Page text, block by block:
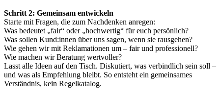
Schritt 2: Gemeinsam entwickeln
Starte mit Fragen, die zum Nachdenken anregen:
Was bedeutet „fair“ oder „hochwertig“ für euch persönlich?
Was sollen Kund:innen über uns sagen, wenn sie rausgehen?
Wie gehen wir mit Reklamationen um – fair und professionell?
Wie machen wir Beratung wertvoller?
Lasst alle Ideen auf den Tisch. Diskutiert, was verbindlich sein soll –
und was als Empfehlung bleibt. So entsteht ein gemeinsames
Verständnis, kein Regelkatalog.